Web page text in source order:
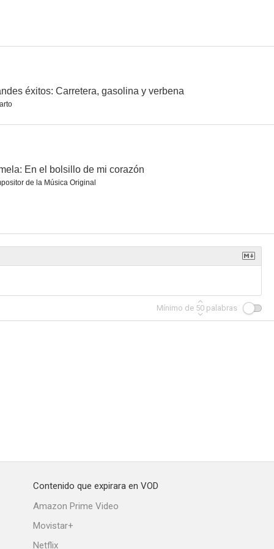
éxitos: Carretera, gasolina y verbena
En el bolsillo de mi corazón
de la Música Original
Mínimo de 50 palabras
Contenido que expirara en VOD
Amazon Prime Video
Movistar+
Netflix